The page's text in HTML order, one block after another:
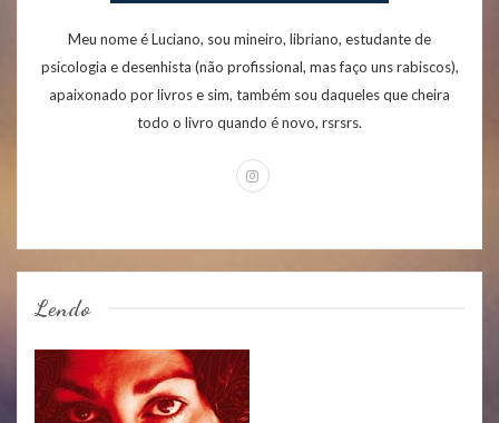
Meu nome é Luciano, sou mineiro, libriano, estudante de
psicologia e desenhista (não profissional, mas faço uns rabiscos),
apaixonado por livros e sim, também sou daqueles que cheira
todo o livro quando é novo, rsrsrs.
Lendo